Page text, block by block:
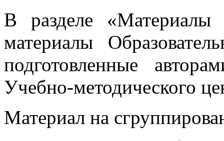
В разделе «Материалы
материалы
подготовленные
Учебно-методического
Материал на